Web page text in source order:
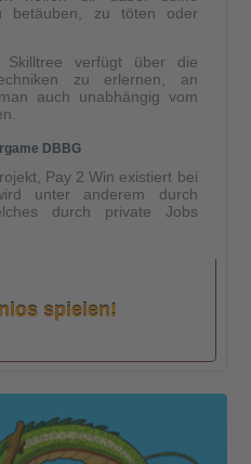
betäuben, zu töten oder
verfügt über die
zu erlernen, an
auch unabhängig vom
DBBG
Pay 2 Win existiert bei
unter anderem durch
durch private Jobs
spielen!